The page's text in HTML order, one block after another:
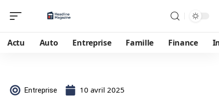
Actu Auto Entreprise Famille Finance
Entreprise 10 avril 2025